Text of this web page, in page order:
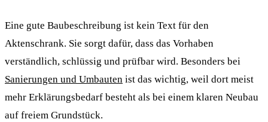
Eine gute Baubeschreibung ist kein Text für den
Aktenschrank. Sie sorgt dafür, dass das Vorhaben
verständlich, schlüssig und prüfbar wird. Besonders bei
Sanierungen und Umbauten ist das wichtig, weil dort meist
mehr Erklärungsbedarf besteht als bei einem klaren Neubau
auf freiem Grundstück.